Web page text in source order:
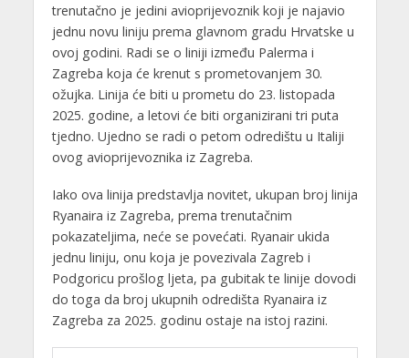
trenutačno je jedini avioprijevoznik koji je najavio
jednu novu liniju prema glavnom gradu Hrvatske u
ovoj godini. Radi se o liniji između Palerma i
Zagreba koja će krenut s prometovanjem 30.
ožujka. Linija će biti u prometu do 23. listopada
2025. godine, a letovi će biti organizirani tri puta
tjedno. Ujedno se radi o petom odredištu u Italiji
ovog avioprijevoznika iz Zagreba.
Iako ova linija predstavlja novitet, ukupan broj linija
Ryanaira iz Zagreba, prema trenutačnim
pokazateljima, neće se povećati. Ryanair ukida
jednu liniju, onu koja je povezivala Zagreb i
Podgoricu prošlog ljeta, pa gubitak te linije dovodi
do toga da broj ukupnih odredišta Ryanaira iz
Zagreba za 2025. godinu ostaje na istoj razini.